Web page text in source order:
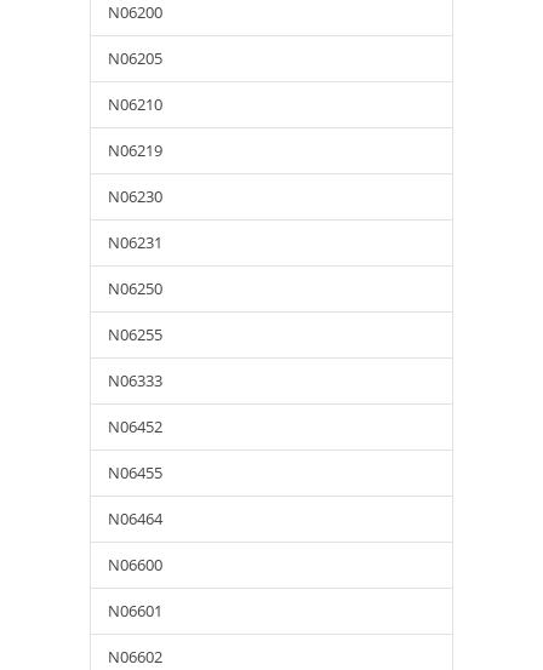
N06200
N06205
N06210
N06219
N06230
N06231
N06250
N06255
N06333
N06452
N06455
N06464
N06600
N06601
N06602